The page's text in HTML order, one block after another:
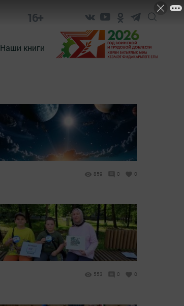
16+
Наши книги
859 0 0
553 0 0